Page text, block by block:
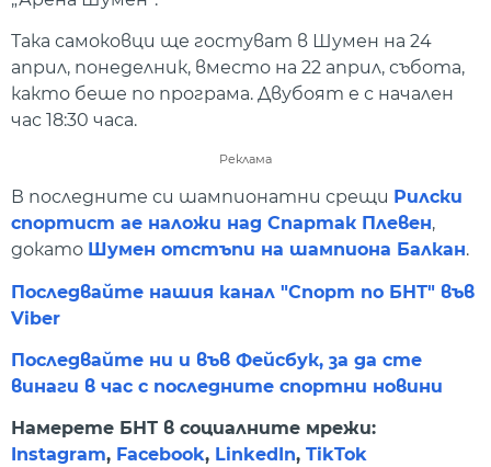
Така самоковци ще гостуват в Шумен на 24
април, понеделник, вместо на 22 април, събота,
както беше по програма. Двубоят е с начален
час 18:30 часа.
Реклама
В последните си шампионатни срещи Рилски
спортист ае наложи над Спартак Плевен,
докато Шумен отстъпи на шампиона Балкан.
Последвайте нашия канал "Спорт по БНТ" във
Viber
Последвайте ни и във Фейсбук, за да сте
винаги в час с последните спортни новини
Намерете БНТ в социалните мрежи:
Instagram, Facebook, LinkedIn, TikTok